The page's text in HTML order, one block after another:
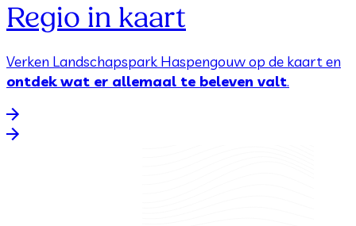
Regio in kaart
Verken Landschapspark Haspengouw op de kaart en
ontdek wat er allemaal te beleven valt.